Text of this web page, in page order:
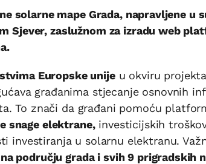
solarne mape Grada, napravljene u
Sjever, zaslužnom za izradu web
Europske unijeu okviru
građanima stjecanje osnovnih
To znači da građani pomoću
snage elektrane,investicijskih
investiranja u solarnu elektranu.
području grada i svih 9 prigradskih